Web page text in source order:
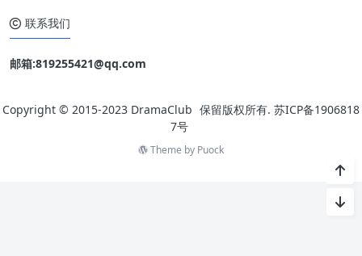
联系我们
邮箱:819255421@qq.com
Copyright © 2015-2023 DramaClub 保留版权所有. 苏ICP备1906818
7号
Theme by Puock